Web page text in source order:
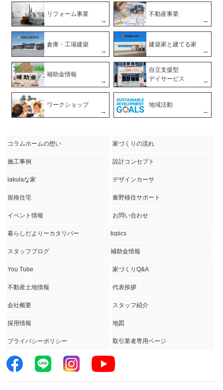
リフォーム事業 不動産事業
倉庫・工場建築 建築家と建てる家
補助金情報
自立支援型
デイサービス
ワークショップ 地域活動
コラムホームの想い 家づくりの流れ
施工事例 設計コンセプト
lakulaな家 デザインカーサ
規格住宅 秦野移住サポート
イベント情報 お問い合わせ
暮らしだよりーカタリバー topics
スタッフブログ 補助金情報
You Tube 家づくりQ&A
不動産土地情報 代表挨拶
会社概要 スタッフ紹介
採用情報 地図
プライバシーポリシー 取引業者専用ページ